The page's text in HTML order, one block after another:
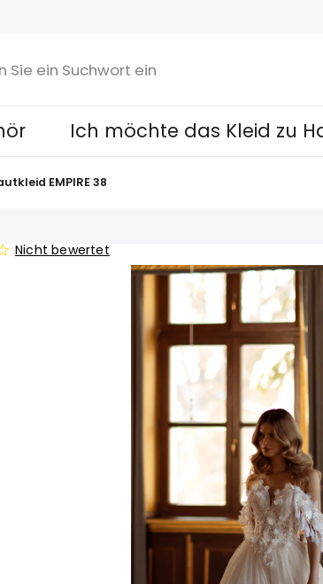
Ich möchte das Kleid zu
EMPIRE 38
Nicht bewertet